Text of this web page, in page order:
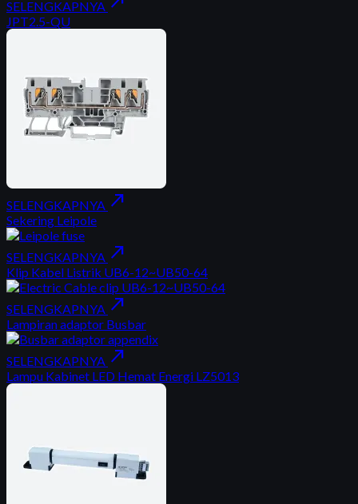
SELENGKAPNYA
JPT2.5-QU
SELENGKAPNYA north_east
Sekering Leipole
SELENGKAPNYA north_east
Klip Kabel Listrik UB6-12~UB50-64
SELENGKAPNYA north_east
Lampiran adaptor Busbar
SELENGKAPNYA north_east
Lampu Kabinet LED Hemat Energi LZ5013